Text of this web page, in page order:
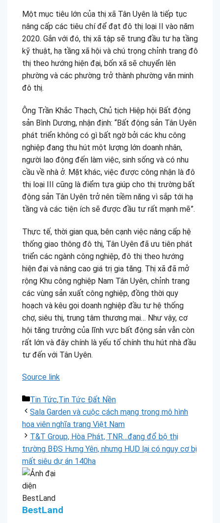
Một mục tiêu lớn của thị xã Tân Uyên là tiếp tục
nâng cấp các tiêu chí để đạt đô thị loại II vào năm
2020. Gắn với đó, thị xã tập sẽ trung đầu tư hạ tầng
kỹ thuật, hạ tầng xã hội và chú trọng chỉnh trang đô
thị theo hướng hiện đại, bốn xã sẽ chuyển lên
phường và các phường trở thành phường văn minh
đô thị.
Ông Trần Khắc Thạch, Chủ tịch Hiệp hội Bất động
sản Bình Dương, nhận định: “Bất động sản Tân Uyên
phát triển không có gì bất ngờ bởi các khu công
nghiệp đang thu hút một lượng lớn doanh nhân,
người lao động đến làm việc, sinh sống và có nhu
cầu về nhà ở. Mặt khác, việc được công nhận là đô
thị loại III cũng là điểm tựa giúp cho thị trường bất
động sản Tân Uyên trở nên tiềm năng vì sắp tới hạ
tầng và các tiện ích sẽ được đầu tư rất mạnh mẽ”.
Thực tế, thời gian qua, bên cạnh việc nâng cấp hệ
thống giao thông đô thị, Tân Uyên đã ưu tiên phát
triển các ngành công nghiệp, đô thị theo hướng
hiện đại và nâng cao giá trị gia tăng. Thị xã đã mở
rộng Khu công nghiệp Nam Tân Uyên, chỉnh trang
các vùng sản xuất công nghiệp, đồng thời quy
hoạch và kêu gọi doanh nghiệp đầu tư hệ thống
chợ, siêu thị, trung tâm thương mại… Như vậy, cơ
hội tăng trưởng của lĩnh vực bất động sản vẫn còn
rất lớn và đây chính là yếu tố chính thu hút nhà đầu
tư đến với Tân Uyên.
Source link
Danh
mục
Tin Tức,Tin Tức Đất Nền
Sala Garden và cuộc cách mạng trong mô hình
hoa viên nghĩa trang Việt Nam
T&T Group, Hòa Phát, TNR…đang đổ bộ thị
trường BĐS Hưng Yên, nhưng HUD lại có nguy cơ bị
mất siêu dự án 140ha
BestLand